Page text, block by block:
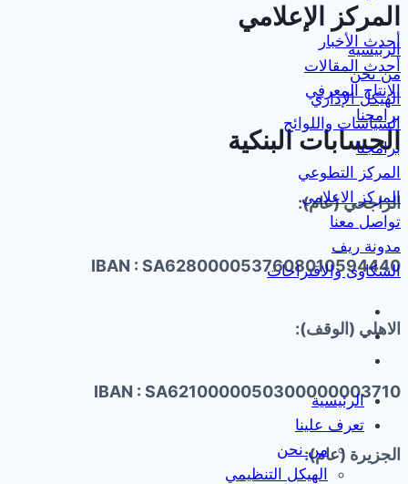
الرئيسية
من نحن
الهيكل الإداري
السياسات واللوائح
برامجنا
المركز التطوعي
المركز الاعلامي
تواصل معنا
مدونة ريف
الشكاوى والاقتراحات
الرئيسية
تعرف علينا
من نحن
الهيكل التنظيمي
المركز الإعلامي
أحدث الأخبار
أحدث المقالات
الإنتاج المعرفي
برامجنا
الحسابات البنكية
الراجحي (عام):
IBAN : SA6280000537608010594440
الاهلي (الوقف):
IBAN : SA6210000050300000003710
الجزيرة (عام):